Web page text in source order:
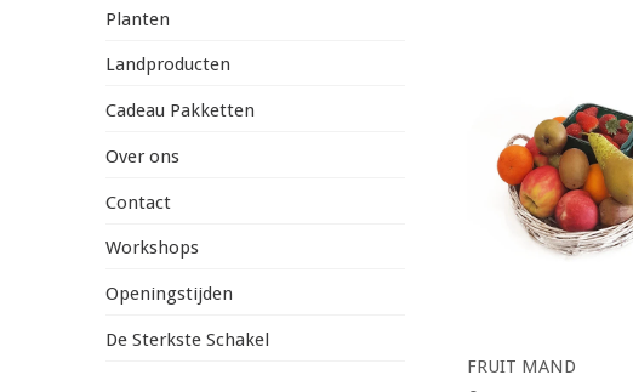
Planten
Landproducten
Cadeau Pakketten
Over ons
Contact
Workshops
Openingstijden
De Sterkste Schakel
FRUIT MAND